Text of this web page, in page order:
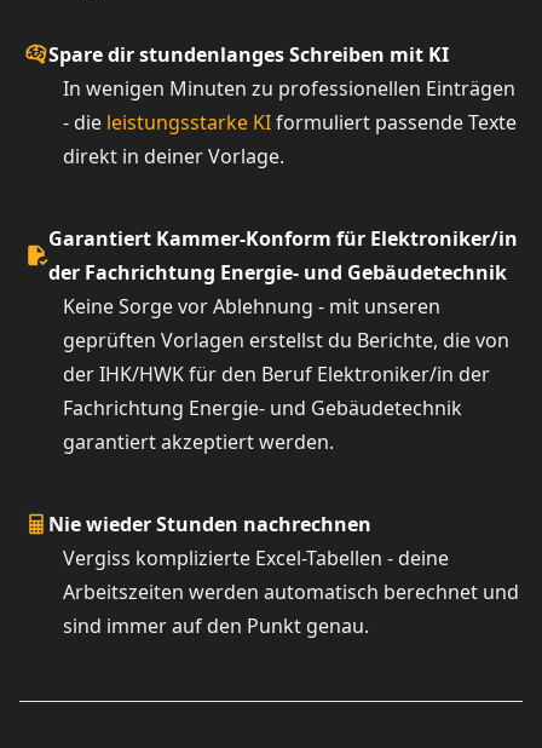
Spare dir stundenlanges Schreiben mit KI
In wenigen Minuten zu professionellen Einträgen
- die leistungsstarke KIformuliert passende Texte
direkt in deiner Vorlage.
Garantiert Kammer-Konform für Elektroniker/in
der Fachrichtung Energie- und Gebäudetechnik
Keine Sorge vor Ablehnung - mit unseren
geprüften Vorlagen erstellst du Berichte, die von
der IHK/HWK für den Beruf Elektroniker/in der
Fachrichtung Energie- und Gebäudetechnik
garantiert akzeptiert werden.
Nie wieder Stunden nachrechnen
Vergiss komplizierte Excel-Tabellen - deine
Arbeitszeiten werden automatisch berechnet und
sind immer auf den Punkt genau.